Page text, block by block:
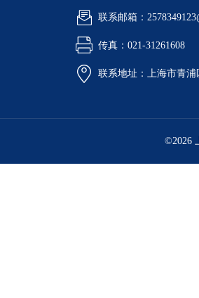
联系邮箱：
传真：021-31261608
联系地址：上海市青浦
©2026